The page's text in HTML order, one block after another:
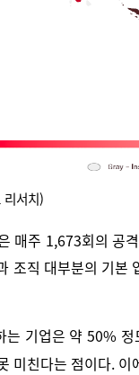
서치)
매주 1,673회의 공
조직 대부분의 기본
기업은 약 50%
미친다는 점이다.